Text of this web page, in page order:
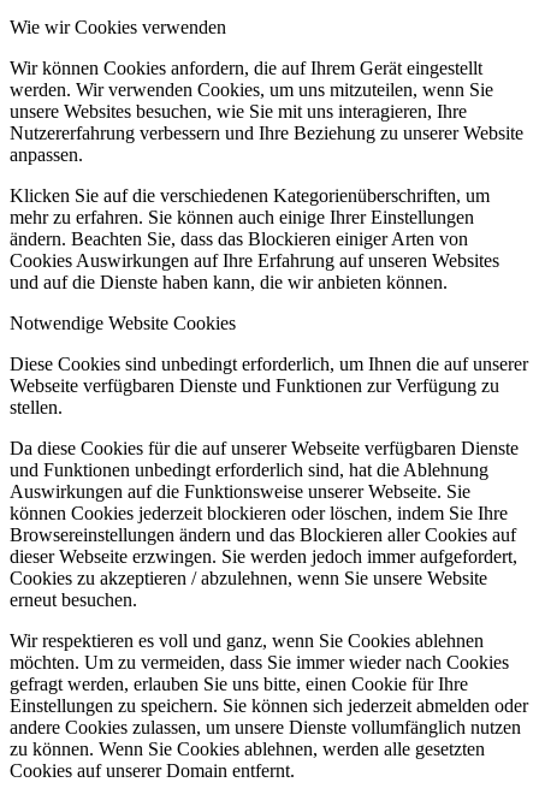
Wie wir Cookies verwenden
Wir können Cookies anfordern, die auf Ihrem Gerät eingestellt
werden. Wir verwenden Cookies, um uns mitzuteilen, wenn Sie
unsere Websites besuchen, wie Sie mit uns interagieren, Ihre
Nutzererfahrung verbessern und Ihre Beziehung zu unserer Website
anpassen.
Klicken Sie auf die verschiedenen Kategorienüberschriften, um
mehr zu erfahren. Sie können auch einige Ihrer Einstellungen
ändern. Beachten Sie, dass das Blockieren einiger Arten von
Cookies Auswirkungen auf Ihre Erfahrung auf unseren Websites
und auf die Dienste haben kann, die wir anbieten können.
Notwendige Website Cookies
Diese Cookies sind unbedingt erforderlich, um Ihnen die auf unserer
Webseite verfügbaren Dienste und Funktionen zur Verfügung zu
stellen.
Da diese Cookies für die auf unserer Webseite verfügbaren Dienste
und Funktionen unbedingt erforderlich sind, hat die Ablehnung
Auswirkungen auf die Funktionsweise unserer Webseite. Sie
können Cookies jederzeit blockieren oder löschen, indem Sie Ihre
Browsereinstellungen ändern und das Blockieren aller Cookies auf
dieser Webseite erzwingen. Sie werden jedoch immer aufgefordert,
Cookies zu akzeptieren / abzulehnen, wenn Sie unsere Website
erneut besuchen.
Wir respektieren es voll und ganz, wenn Sie Cookies ablehnen
möchten. Um zu vermeiden, dass Sie immer wieder nach Cookies
gefragt werden, erlauben Sie uns bitte, einen Cookie für Ihre
Einstellungen zu speichern. Sie können sich jederzeit abmelden oder
andere Cookies zulassen, um unsere Dienste vollumfänglich nutzen
zu können. Wenn Sie Cookies ablehnen, werden alle gesetzten
Cookies auf unserer Domain entfernt.